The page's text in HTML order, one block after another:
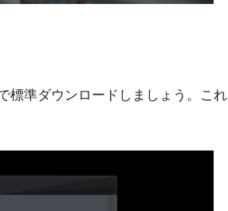
標準ダウンロードしましょう。これ